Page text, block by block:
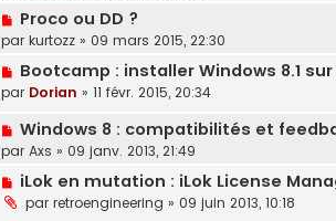
Proco ou DD ?
par kurtozz » 09 mars 2015, 22:30
Bootcamp : installer Windows 8.1
par Dorian » 11 févr. 2015, 20:34
Windows 8 : compatibilités et
par Axs » 09 janv. 2013, 21:49
iLok en mutation : iLok License
par retroengineering » 09 juin 2013, 10:18